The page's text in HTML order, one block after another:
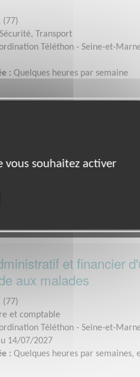
(77)
Transport
Téléthon - Seine-et-
: Quelques heures par semaine
et financier
aux malades
(77)
et comptable
Téléthon - Seine-et-
14/07/2027
: Quelques heures par semaines,
vous souhaitez activer